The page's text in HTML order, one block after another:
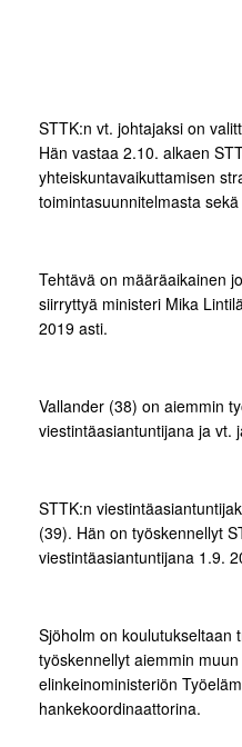
STTK:n vt. johtajaksi on
Hän vastaa 2.10. alkaen
yhteiskuntavaikuttamisen
toimintasuunnitelmasta
Tehtävä on määräaikainen
siirryttyä ministeri Mika
2019 asti.
Vallander (38) on aiemmin
viestintäasiantuntijana ja vt.
STTK:n
(39). Hän on työskennellyt
viestintäasiantuntijana 1.9.
Sjöholm on koulutukseltaan
työskennellyt aiemmin
elinkeinoministeriön
hankekoordinaattorina.